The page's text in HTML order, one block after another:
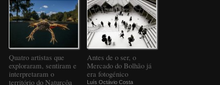
Quatro artistas que
exploraram, sentiram e
interpretaram o
território do Naturcôa
Antes de o ser, o
Mercado do Bolhão já
era fotogénico
Luís Octávio Costa